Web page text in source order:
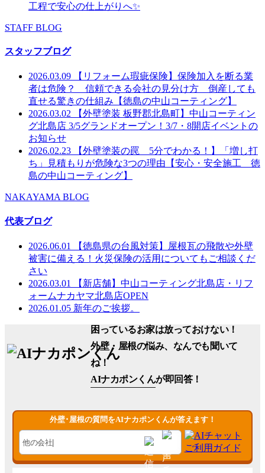
工程で安心の仕上がりへ✨
STAFF BLOG
スタッフブログ
2026.03.09
【リフォーム瑕疵保険】保険加入を断る業
者は危険？ 信頼できる会社の見分け方 倒産しても
直せる驚きの仕組み【徳島の中山コーティング】
2026.03.02
【外壁塗装 板野郡北島町】中山コーティン
グ北島店 3/5グランドオープン！3/7・8開店イベントの
お知らせ
2026.02.23
【外壁塗装の罠 5分でわかる！】「増し打
ち」見積もりが危険な3つの理由【安心・安全施工 徳
島の中山コーティング】
NAKAYAMA BLOG
代表ブログ
2026.06.01
【徳島県の台風対策】屋根瓦の飛散や外壁
被害に備える！火災保険の活用についてもご相談くだ
さい
2026.03.01
【新店舗】中山コーティング北島店・リフ
ォームナカヤマ北島店OPEN
2026.01.05 新年のご挨拶。
困っているお家は放っておけない！
外壁・屋根の悩み、なんでも聞いて
ね！
AIナカポンくんが即回答！
外壁･屋根の質問をAIナカポンくんが答えます！